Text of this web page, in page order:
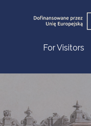
For Visitors